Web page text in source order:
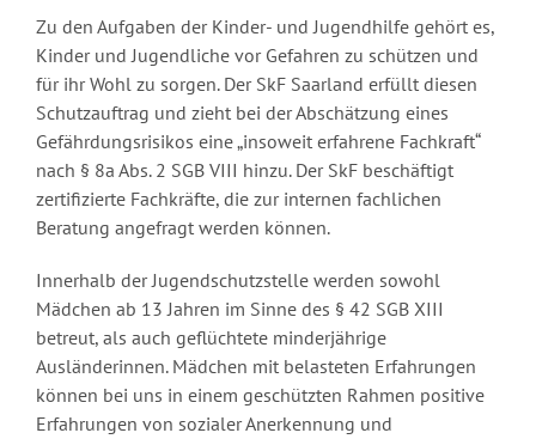
Zu den Aufgaben der Kinder- und Jugendhilfe gehört es,
Kinder und Jugendliche vor Gefahren zu schützen und
für ihr Wohl zu sorgen. Der SkF Saarland erfüllt diesen
Schutzauftrag und zieht bei der Abschätzung eines
Gefährdungsrisikos eine „insoweit erfahrene Fachkraft“
nach § 8a Abs. 2 SGB VIII hinzu. Der SkF beschäftigt
zertifizierte Fachkräfte, die zur internen fachlichen
Beratung angefragt werden können.
Innerhalb der Jugendschutzstelle werden sowohl
Mädchen ab 13 Jahren im Sinne des § 42 SGB XIII
betreut, als auch geflüchtete minderjährige
Ausländerinnen. Mädchen mit belasteten Erfahrungen
können bei uns in einem geschützten Rahmen positive
Erfahrungen von sozialer Anerkennung und